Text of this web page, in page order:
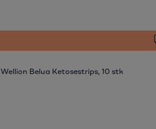
Wellion Belua Ketosestrips, 10 stk